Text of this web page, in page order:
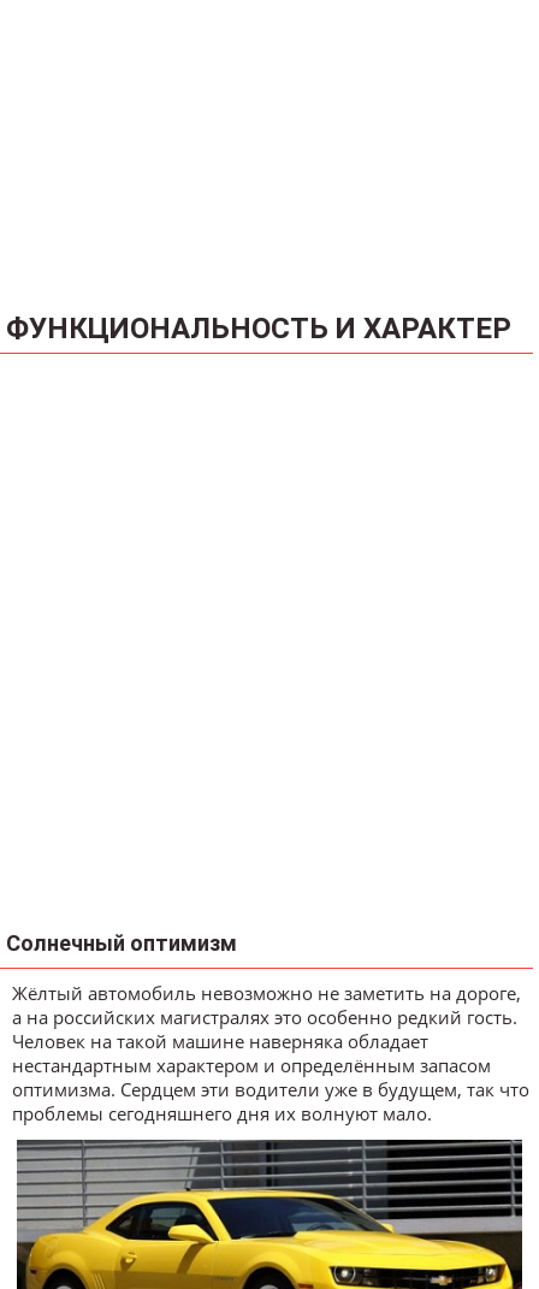
ФУНКЦИОНАЛЬНОСТЬ И ХАРАКТЕР
Солнечный оптимизм
Жёлтый автомобиль невозможно не заметить на дороге,
а на российских магистралях это особенно редкий гость.
Человек на такой машине наверняка обладает
нестандартным характером и определённым запасом
оптимизма. Сердцем эти водители уже в будущем, так что
проблемы сегодняшнего дня их волнуют мало.